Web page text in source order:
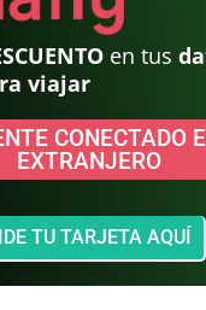
en tus
viajar
CONECTADO
EXTRANJERO
TU TARJETA AQUÍ